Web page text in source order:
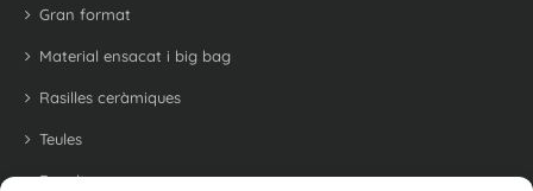
Gran format
Material ensacat i big bag
Rasilles ceràmiques
Teules
Revoltons